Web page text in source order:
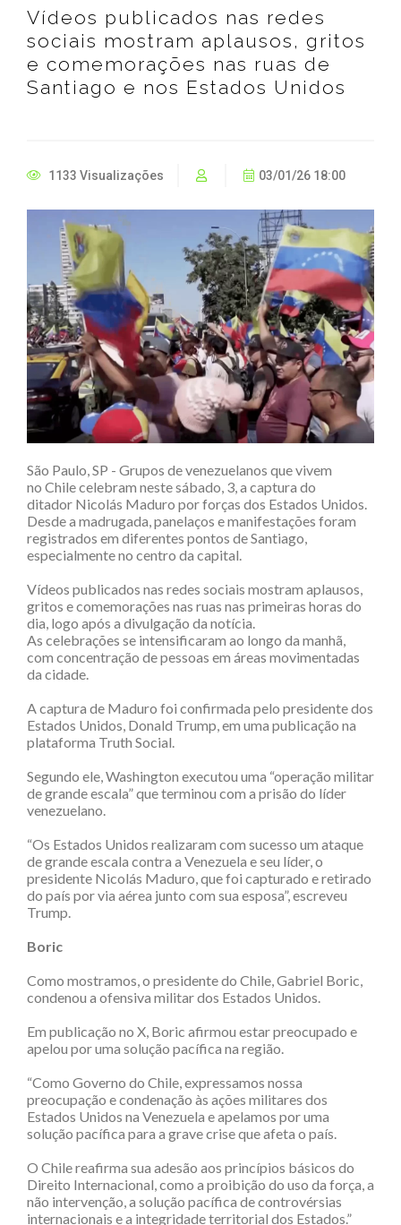
Vídeos publicados nas redes
sociais mostram aplausos, gritos
e comemorações nas ruas de
Santiago e nos Estados Unidos
1133 Visualizações 03/01/26 18:00
São Paulo, SP - Grupos de venezuelanos que vivem
no Chile celebram neste sábado, 3, a captura do
ditador Nicolás Maduro por forças dos Estados Unidos.
Desde a madrugada, panelaços e manifestações foram
registrados em diferentes pontos de Santiago,
especialmente no centro da capital.
Vídeos publicados nas redes sociais mostram aplausos,
gritos e comemorações nas ruas nas primeiras horas do
dia, logo após a divulgação da notícia.
As celebrações se intensificaram ao longo da manhã,
com concentração de pessoas em áreas movimentadas
da cidade.
A captura de Maduro foi confirmada pelo presidente dos
Estados Unidos, Donald Trump, em uma publicação na
plataforma Truth Social.
Segundo ele, Washington executou uma “operação militar
de grande escala” que terminou com a prisão do líder
venezuelano.
“Os Estados Unidos realizaram com sucesso um ataque
de grande escala contra a Venezuela e seu líder, o
presidente Nicolás Maduro, que foi capturado e retirado
do país por via aérea junto com sua esposa”, escreveu
Trump.
Boric
Como mostramos, o presidente do Chile, Gabriel Boric,
condenou a ofensiva militar dos Estados Unidos.
Em publicação no X, Boric afirmou estar preocupado e
apelou por uma solução pacífica na região.
“Como Governo do Chile, expressamos nossa
preocupação e condenação às ações militares dos
Estados Unidos na Venezuela e apelamos por uma
solução pacífica para a grave crise que afeta o país.
O Chile reafirma sua adesão aos princípios básicos do
Direito Internacional, como a proibição do uso da força, a
não intervenção, a solução pacífica de controvérsias
internacionais e a integridade territorial dos Estados.”